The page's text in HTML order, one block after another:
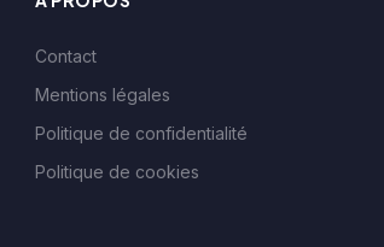
Contact
Mentions légales
Politique de confidentialité
Politique de cookies